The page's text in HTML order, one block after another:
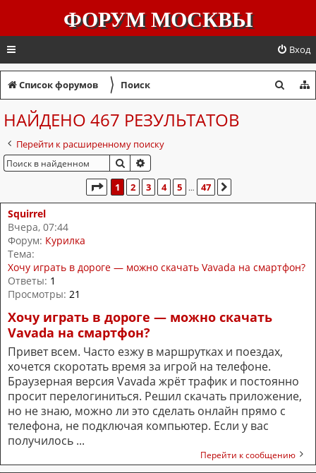
ФОРУМ МОСКВЫ
Вход
Список форумов 〉 Поиск
НАЙДЕНО 467 РЕЗУЛЬТАТОВ
Перейти к расширенному поиску
ПОИСК
СТРАНИЦА
1ИЗ47
1 2 3 4 5 … 47
Squirrel
Вчера, 07:44
Форум: Курилка
Тема:
Хочу играть в дороге — можно скачать Vavada на смартфон?
Ответы: 1
Просмотры: 21
Хочу играть в дороге — можно скачать
Vavada на смартфон?
Привет всем. Часто езжу в маршрутках и поездах,
хочется скоротать время за игрой на телефоне.
Браузерная версия Vavada жрёт трафик и постоянно
просит перелогиниться. Решил скачать приложение,
но не знаю, можно ли это сделать онлайн прямо с
телефона, не подключая компьютер. Если у вас
получилось ...
Перейти к сообщению